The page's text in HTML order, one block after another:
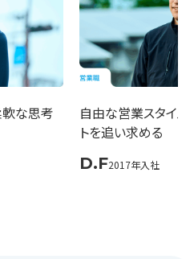
な思考
自由な営業スタイル
トを追い求める
D.F2017年入社